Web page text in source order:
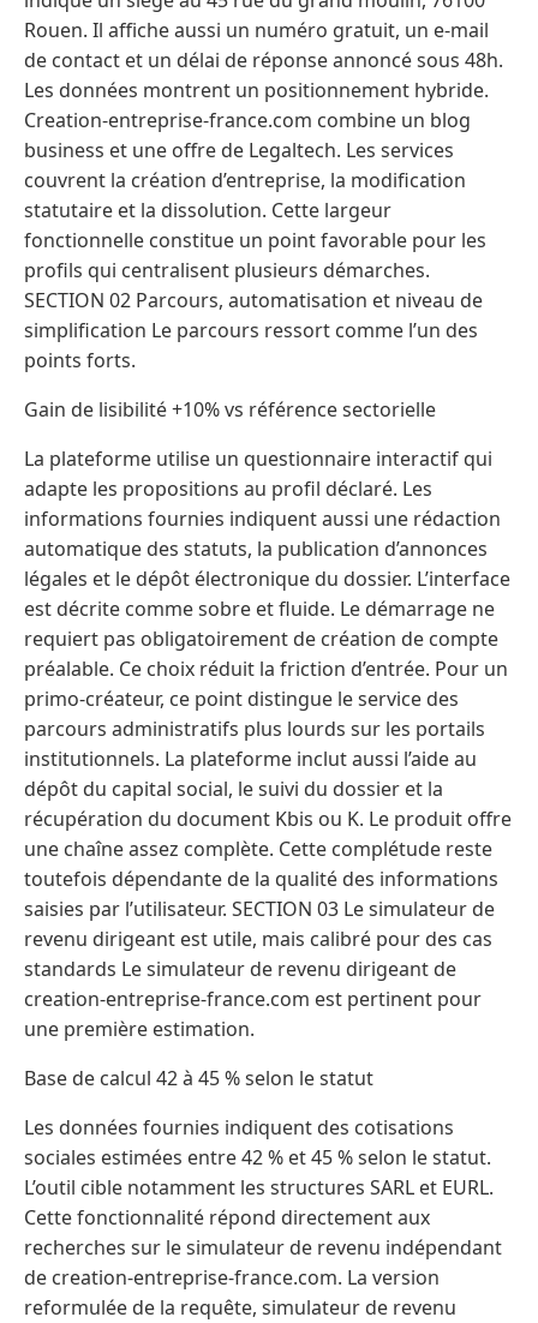
Rouen. Il affiche aussi un numéro gratuit, un e-mail
de contact et un délai de réponse annoncé sous 48h.
Les données montrent un positionnement hybride.
Creation-entreprise-france.com combine un blog
business et une offre de Legaltech. Les services
couvrent la création d’entreprise, la modification
statutaire et la dissolution. Cette largeur
fonctionnelle constitue un point favorable pour les
profils qui centralisent plusieurs démarches.
SECTION 02 Parcours, automatisation et niveau de
simplification Le parcours ressort comme l’un des
points forts.
Gain de lisibilité +10% vs référence sectorielle
La plateforme utilise un questionnaire interactif qui
adapte les propositions au profil déclaré. Les
informations fournies indiquent aussi une rédaction
automatique des statuts, la publication d’annonces
légales et le dépôt électronique du dossier. L’interface
est décrite comme sobre et fluide. Le démarrage ne
requiert pas obligatoirement de création de compte
préalable. Ce choix réduit la friction d’entrée. Pour un
primo-créateur, ce point distingue le service des
parcours administratifs plus lourds sur les portails
institutionnels. La plateforme inclut aussi l’aide au
dépôt du capital social, le suivi du dossier et la
récupération du document Kbis ou K. Le produit offre
une chaîne assez complète. Cette complétude reste
toutefois dépendante de la qualité des informations
saisies par l’utilisateur. SECTION 03 Le simulateur de
revenu dirigeant est utile, mais calibré pour des cas
standards Le simulateur de revenu dirigeant de
creation-entreprise-france.com est pertinent pour
une première estimation.
Base de calcul 42 à 45 % selon le statut
Les données fournies indiquent des cotisations
sociales estimées entre 42 % et 45 % selon le statut.
L’outil cible notamment les structures SARL et EURL.
Cette fonctionnalité répond directement aux
recherches sur le simulateur de revenu indépendant
de creation-entreprise-france.com. La version
reformulée de la requête, simulateur de revenu